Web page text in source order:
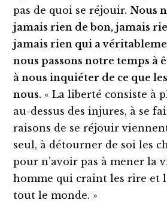
pas de quoi se réjouir. Nous
jamais rien de bon, jamais
jamais rien qui a
nous passons notre temps à
à nous inquiéter de ce que
nous. « La liberté consiste à
au-dessus des injures, à se
raisons de se réjouir
seul, à détourner de soi les
pour n’avoir pas à mener la
homme qui craint les rire et
tout le monde. »